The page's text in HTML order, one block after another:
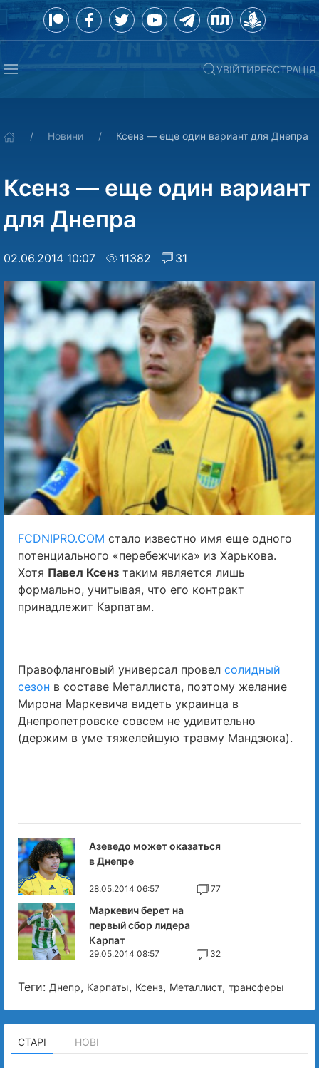
УВІЙТИРЕЄСТРАЦІЯ
Новини Ксенз — еще один вариант для Днепра
Ксенз — еще один вариант
для Днепра
02.06.2014 10:07 11382 31
FCDNIPRO.COM стало известно имя еще одного
потенциального «перебежчика» из Харькова.
Хотя Павел Ксенз таким является лишь
формально, учитывая, что его контракт
принадлежит Карпатам.
Правофланговый универсал провел солидный
сезон в составе Металлиста, поэтому желание
Мирона Маркевича видеть украинца в
Днепропетровске совсем не удивительно
(держим в уме тяжелейшую травму Мандзюка).
Азеведо может оказаться
в Днепре
28.05.2014 06:57 77
Маркевич берет на
первый сбор лидера
Карпат
29.05.2014 08:57 32
Теги: Днепр, Карпаты, Ксенз, Металлист, трансферы
СТАРІ НОВІ